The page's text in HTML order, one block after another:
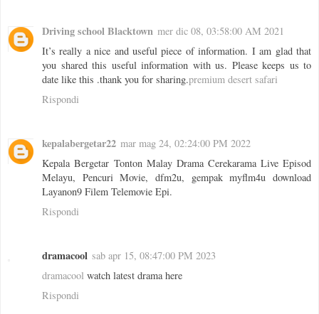
Driving school Blacktown mer dic 08, 03:58:00 AM 2021
It’s really a nice and useful piece of information. I am glad that
you shared this useful information with us. Please keeps us to
date like this .thank you for sharing.premium desert safari
Rispondi
kepalabergetar22 mar mag 24, 02:24:00 PM 2022
Kepala Bergetar Tonton Malay Drama Cerekarama Live Episod
Melayu, Pencuri Movie, dfm2u, gempak myflm4u download
Layanon9 Filem Telemovie Epi.
Rispondi
dramacool sab apr 15, 08:47:00 PM 2023
dramacool watch latest drama here
Rispondi